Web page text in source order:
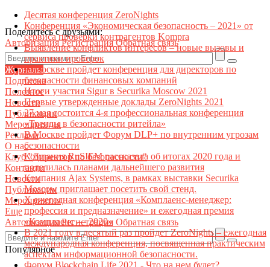
Поделитесь с друзьями:
АвторизацияРегистрацияОбратная связь
Журналы
Подписка
Полезное
Новости
Публикации
Мероприятия
Реклама
О нас
Клуб "Директор по безопасности"
Контакты
Новости
Публикации
Мероприятия
Еще
АвторизацияРегистрация Обратная связь
Популярное
Десятая конференция ZeroNights
Конференция «Экономическая безопасность – 2021» от
сервиса проверки контрагентов Kompra
Выявление конфликтов интересов – новые вызовы и
практики проверок
В Москве пройдет конференция для директоров по
безопасности финансовых компаний
Итоги участия Sigur в Securika Moscow 2021
Первые утвержденные доклады ZeroNights 2021
27 мая состоится 4-я профессиональная конференция
«Тренды в безопасности ритейла»
В Москве пройдет Форум DLP+ по внутренним угрозам
безопасности
Компания RuSIEM рассказала об итогах 2020 года и
поделилась планами дальнейшего развития
Компания Ajax Systems, в рамках выставки Securika
Moscow приглашает посетить свой стенд.
X ежегодная конференция «Комплаенс-менеджер:
профессия и предназначение» и ежегодная премия
«Комплаенс — 2020»
В 2021 году в десятый раз пройдет ZeroNights – ежегодная
международная конференция, посвященная практическим
аспектам информационной безопасности.
Форум Blockchain Life 2021 - Что на нем будет?